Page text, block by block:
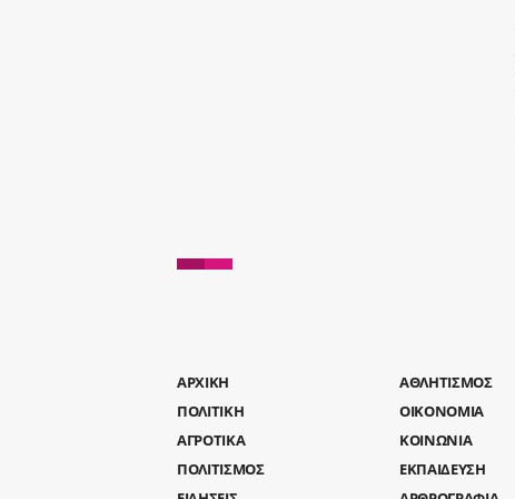
AΡΧΙΚΗ
ΑΘΛΗΤΙΣΜΟΣ
ΠΟΛΙΤΙΚΗ
ΟΙΚΟΝΟΜΙΑ
ΑΓΡΟΤΙΚΑ
ΚΟΙΝΩΝΙΑ
ΠΟΛΙΤΙΣΜΟΣ
ΕΚΠΑΙΔΕΥΣΗ